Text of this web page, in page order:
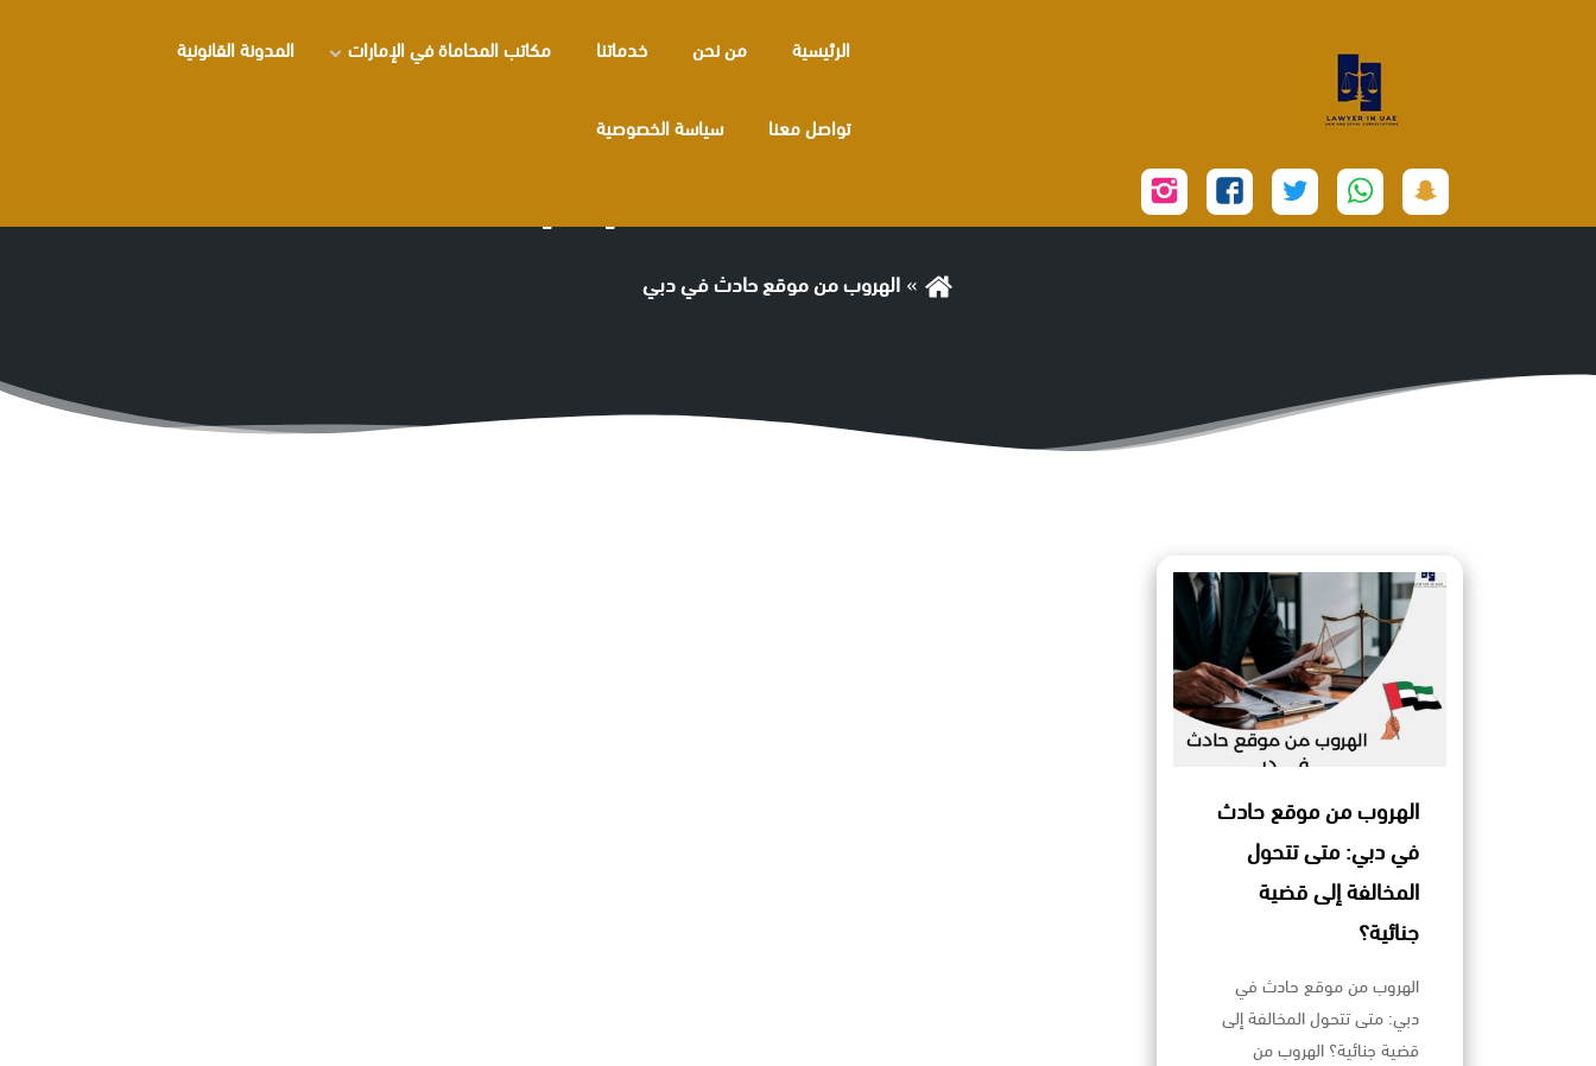
الرئيسية من نحن خدماتنا مكاتب المحاماة في الإمارات المدونة القانونية
تواصل معنا سياسة الخصوصية
تابعنا
على
تابعنا
على
تابعنا
على
تابعنا
على
على
الهروب من موقع حادث في دبي
الهروب من موقع حادث
في دبي: متى تتحول
المخالفة إلى قضية
جنائية؟
الهروب من موقع حادث في
دبي: متى تتحول المخالفة إلى
قضية جنائية؟ الهروب من